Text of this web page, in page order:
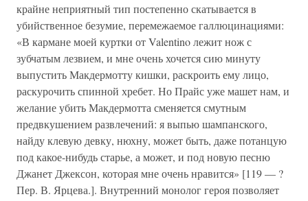
крайне неприятный тип постепенно скатывается в
убийственное безумие, перемежаемое галлюцинациями:
«В кармане моей куртки от Valentino лежит нож с
зубчатым лезвием, и мне очень хочется сию минуту
выпустить Макдермотту кишки, раскроить ему лицо,
раскурочить спинной хребет. Но Прайс уже машет нам, и
желание убить Макдермотта сменяется смутным
предвкушением развлечений: я выпью шампанского,
найду клевую девку, нюхну, может быть, даже потанцую
под какое-нибудь старье, а может, и под новую песню
Джанет Джексон, которая мне очень нравится» [119 — ?
Пер. В. Ярцева.]. Внутренний монолог героя позволяет